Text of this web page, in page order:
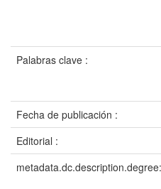
Palabras clave :
Fecha de publicación :
Editorial :
metadata.dc.description.degree: